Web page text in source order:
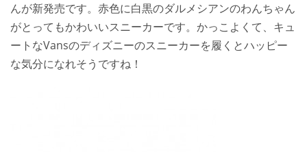
んが新発売です。赤色に白黒のダルメシアンのわんちゃん
がとってもかわいいスニーカーです。かっこよくて、キュ
ートなVansのディズニーのスニーカーを履くとハッピー
な気分になれそうですね！